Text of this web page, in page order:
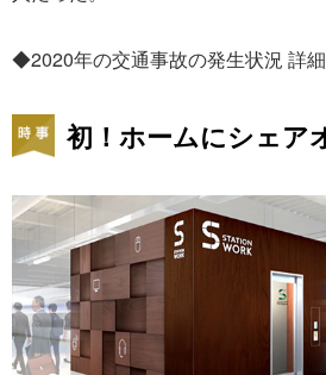
◆2020年の交通事故の発生状況 詳
初！ホームにシェア